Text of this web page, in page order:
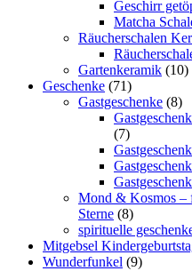
Geschirr
Matcha
Räucherschalen
Gartenkeramik (10)
Geschenke (71)
Gastgeschenke (8)
(7)
Mond & Kosmos –
Sterne (8)
spirituelle
Mitgebsel
Wunderfunkel (9)